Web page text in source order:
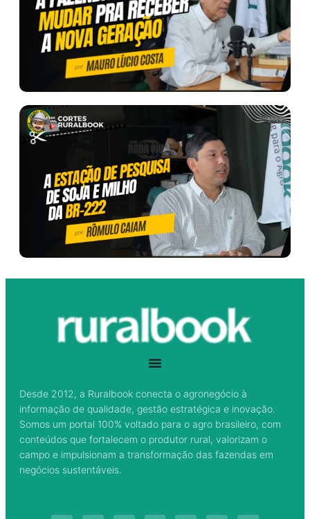
Desde 2012, a Ruralbook conecta o agronegócio à
informação de qualidade, gestão estratégica e inovação.
Somos um portal 100% voltado para o agro brasileiro, com
conteúdos que fortalecem o produtor rural, valorizam o
campo e impulsionam a transformação das fazendas em
negócios sustentáveis.